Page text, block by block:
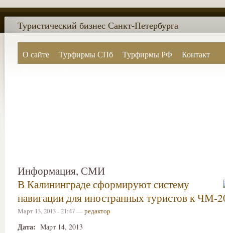
О сайте Турфирмы СПб Турфирмы РФ
Контакт
Туристический бизнес Санкт-Петербурга
Информация, СМИ
В Калининграде сформируют систему
навигации для иностранных туристов к ЧМ-
Март 13, 2013 - 21:47 —редактор
Дата: Март 14, 2013